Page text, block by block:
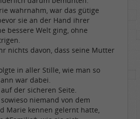
wahrnahm, war das gütige
sie an der Hand ihrer
bessere Welt ging, ohne
nichts davon, dass seine Mutter
in aller Stille, wie man so
war dabei.
der sicheren Seite.
niemand von dem
Marie kennen gelernt hatte,